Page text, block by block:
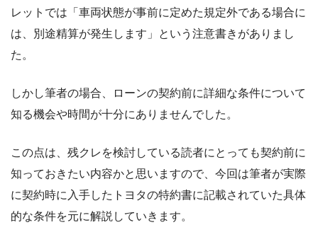
レットでは「車両状態が事前に定めた規定外である場合に
は、別途精算が発生します」という注意書きがありまし
た。
しかし筆者の場合、ローンの契約前に詳細な条件について
知る機会や時間が十分にありませんでした。
この点は、残クレを検討している読者にとっても契約前に
知っておきたい内容かと思いますので、今回は筆者が実際
に契約時に入手したトヨタの特約書に記載されていた具体
的な条件を元に解説していきます。